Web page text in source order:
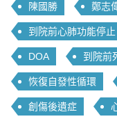
陳國勝 鄭志
到院前心肺功能停止
DOA 到院前
恢復自發性循環
創傷後遺症